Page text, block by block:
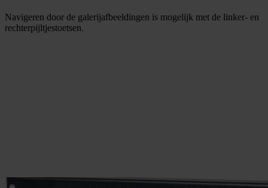
Navigeren door de galerijafbeeldingen is mogelijk met de linker- en
rechterpijltjestoetsen.